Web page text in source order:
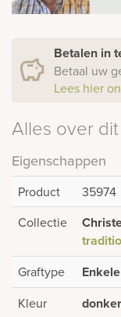
Betalen in
Betaal uw
Lees hier
Alles over
Eigenschappen
Product
35974
Collectie
Graftype
Kleur donker